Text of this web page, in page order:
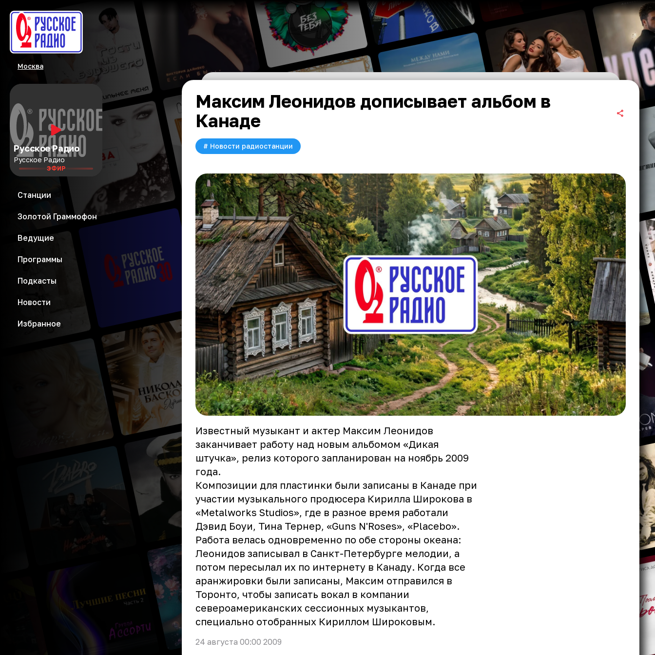
Москва
Русское Радио
Русское Радио
ЭФИР
Станции
Золотой Граммофон
Ведущие
Программы
Подкасты
Новости
Избранное
Максим Леонидов дописывает альбом в
Канаде
# Новости радиостанции
Известный музыкант и актер Максим Леонидов
заканчивает работу над новым альбомом «Дикая
штучка», релиз которого запланирован на ноябрь 2009
года.
Композиции для пластинки были записаны в Канаде при
участии музыкального продюсера Кирилла Широкова в
«Metalworks Studios», где в разное время работали
Дэвид Боуи, Тина Тернер, «Guns N'Roses», «Placebo».
Работа велась одновременно по обе стороны океана:
Леонидов записывал в Санкт-Петербурге мелодии, а
потом пересылал их по интернету в Канаду. Когда все
аранжировки были записаны, Максим отправился в
Торонто, чтобы записать вокал в компании
североамериканских сессионных музыкантов,
специально отобранных Кириллом Широковым.
24 августа 00:00 2009